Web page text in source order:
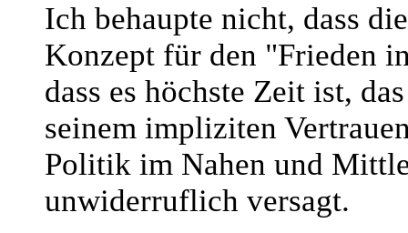
Ich behaupte nicht, dass
Konzept für den "Frieden
dass es höchste Zeit ist,
seinem impliziten
Politik im Nahen und
unwiderruflich versagt.